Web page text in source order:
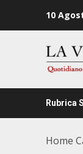
10
Rubrica
Home